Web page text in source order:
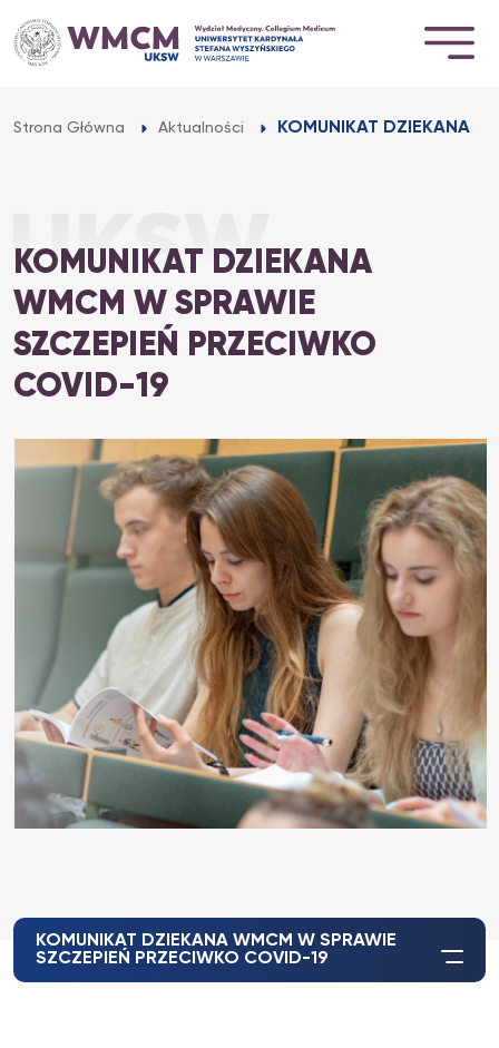
do
treści
Strona Główna Aktualności KOMUNIKAT DZIEKANA
KOMUNIKAT DZIEKANA
WMCM W SPRAWIE
SZCZEPIEŃ PRZECIWKO
COVID-19
KOMUNIKAT DZIEKANA WMCM W SPRAWIE
SZCZEPIEŃ PRZECIWKO COVID-19